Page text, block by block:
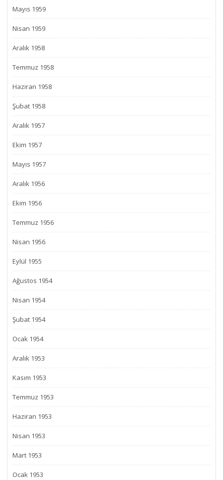
Mayıs 1959
Nisan 1959
Aralık 1958
Temmuz 1958
Haziran 1958
Şubat 1958
Aralık 1957
Ekim 1957
Mayıs 1957
Aralık 1956
Ekim 1956
Temmuz 1956
Nisan 1956
Eylül 1955
Ağustos 1954
Nisan 1954
Şubat 1954
Ocak 1954
Aralık 1953
Kasım 1953
Temmuz 1953
Haziran 1953
Nisan 1953
Mart 1953
Ocak 1953